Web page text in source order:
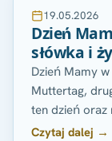
19.05.2026
Dzień
słówka i
Dzień Mamy
Muttertag,
ten dzień oraz
Czytaj dalej →